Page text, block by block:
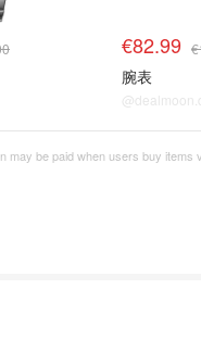
€82.99
腕表
may be paid when users buy items